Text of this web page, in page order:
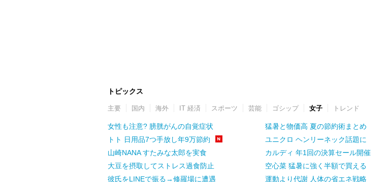
トピックス
主要 国内 海外 IT 経済 スポーツ 芸能 ゴシップ 女子 トレンド
女性も注意? 膀胱がんの自覚症状
トト 日用品7つ手放し年9万節約
山崎NANA すたみな太郎を実食
大豆を摂取してストレス過食防止
彼氏をLINEで振る→修羅場に遭遇
猛暑と物価高 夏の節約術まとめ
ユニクロ ヘンリーネック話題に
カルディ 年1回の決算セール開催
空心菜 猛暑に強く半額で買える
運動より代謝 人体の省エネ戦略